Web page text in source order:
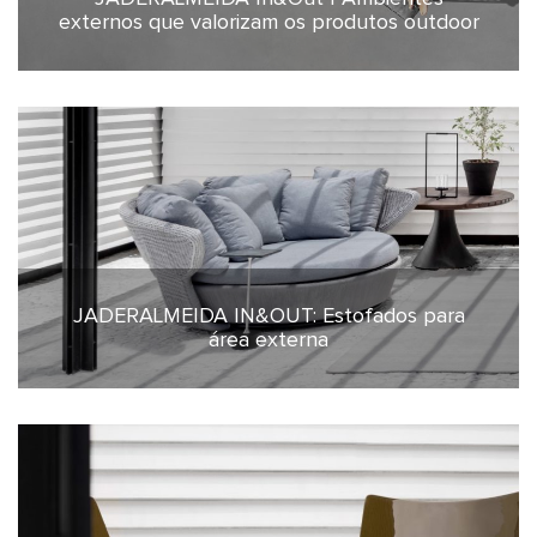
externos que valorizam os produtos outdoor
28 de maio de 2025
JADERALMEIDA IN&OUT: Estofados para
área externa